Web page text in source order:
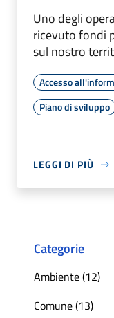
Uno degli
ricevuto fondi
sul nostro
Accesso
Piano di sviluppo
LEGGI DI PIÙ
Categorie
Ambiente (12)
Comune (13)